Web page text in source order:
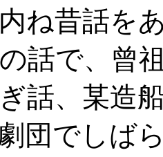
ね昔話を
話で、曾
話、某造
団でしば